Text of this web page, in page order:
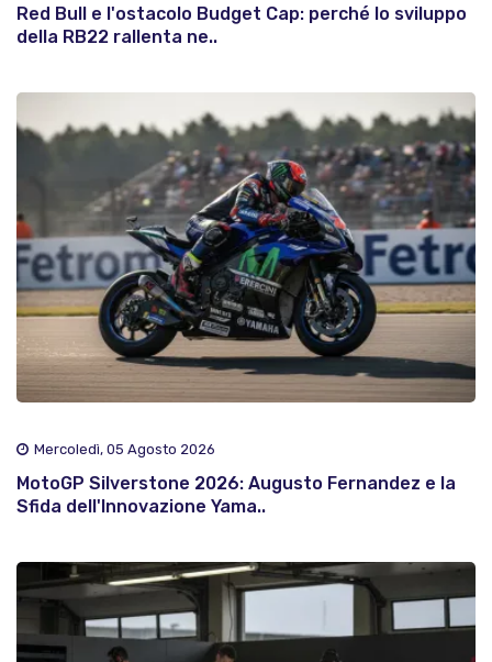
Red Bull e l'ostacolo Budget Cap: perché lo sviluppo
della RB22 rallenta ne..
Mercoledì, 05 Agosto 2026
MotoGP Silverstone 2026: Augusto Fernandez e la
Sfida dell'Innovazione Yama..